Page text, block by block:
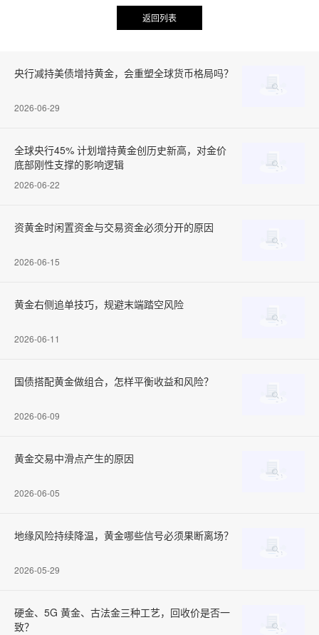
返回列表
央行减持美债增持黄金，会重塑全球货币格局吗？
2026-06-29
全球央行45% 计划增持黄金创历史新高，对金价
底部刚性支撑的影响逻辑
2026-06-22
资黄金时闲置资金与交易资金必须分开的原因
2026-06-15
黄金右侧追单技巧，规避末端踏空风险
2026-06-11
国债搭配黄金做组合，怎样平衡收益和风险？
2026-06-09
黄金交易中滑点产生的原因
2026-06-05
地缘风险持续降温，黄金哪些信号必须果断离场？
2026-05-29
硬金、5G 黄金、古法金三种工艺，回收价是否一
致？